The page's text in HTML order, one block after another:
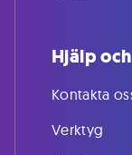
Hjälp
Kontakta
Verktyg